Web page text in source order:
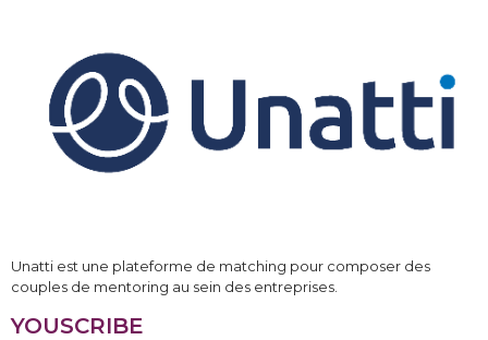
Unatti est une plateforme de matching pour composer des
couples de mentoring au sein des entreprises.
YOUSCRIBE